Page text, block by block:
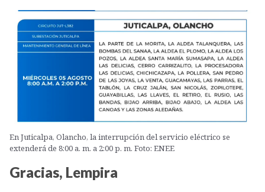
En Juticalpa, Olancho, la interrupción del servicio eléctrico se
extenderá de 8:00 a. m. a 2:00 p. m. Foto: ENEE
Gracias, Lempira